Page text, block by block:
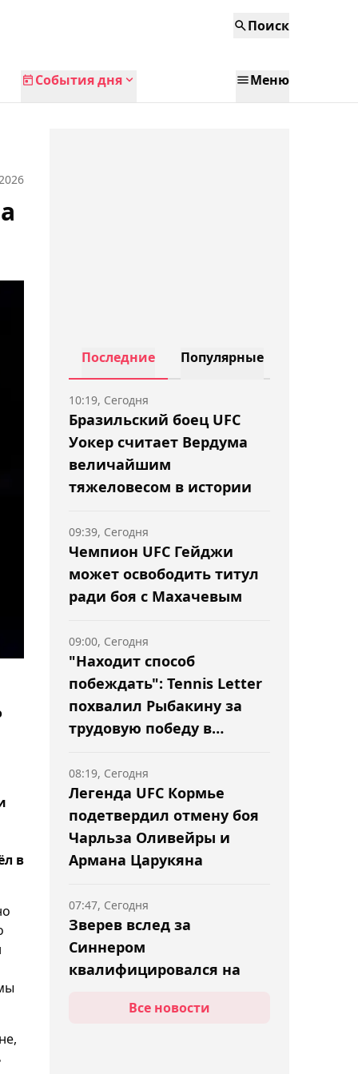
Поиск
События дня Меню
в
Последние Популярные
Бразильский боец UFC
Уокер считает Вердума
величайшим
тяжеловесом в истории
10:19, Сегодня
Чемпион UFC Гейджи
может освободить титул
ради боя с Махачевым
09:39, Сегодня
"Находит способ
побеждать": Tennis Letter
похвалил Рыбакину за
трудовую победу в
09:00, Сегодня
Легенда UFC Кормье
подетвердил отмену боя
Чарльза Оливейры и
Армана Царукяна
08:19, Сегодня
Зверев вслед за
Синнером
квалифицировался на
07:47, Сегодня
Все новости